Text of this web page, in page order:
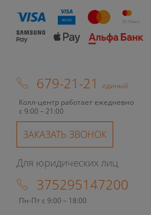
679-21-21
единый
Колл-центр работает ежедневно
с 9:00 – 21:00
ЗАКАЗАТЬ ЗВОНОК
Для юридических лиц
375295147200
Пн-Пт с 9:00 – 18:00